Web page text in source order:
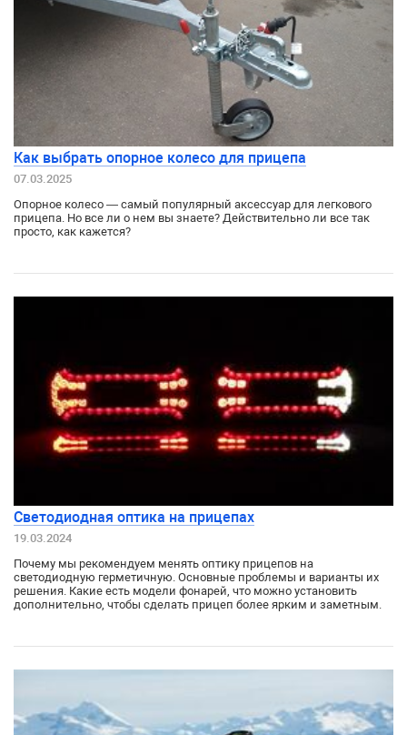
Как выбрать опорное колесо для прицепа
07.03.2025
Опорное колесо — самый популярный аксессуар для легкового
прицепа. Но все ли о нем вы знаете? Действительно ли все так
просто, как кажется?
Светодиодная оптика на прицепах
19.03.2024
Почему мы рекомендуем менять оптику прицепов на
светодиодную герметичную. Основные проблемы и варианты их
решения. Какие есть модели фонарей, что можно установить
дополнительно, чтобы сделать прицеп более ярким и заметным.